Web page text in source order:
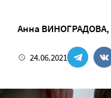
Анна ВИНОГРАДОВА,
24.06.2021